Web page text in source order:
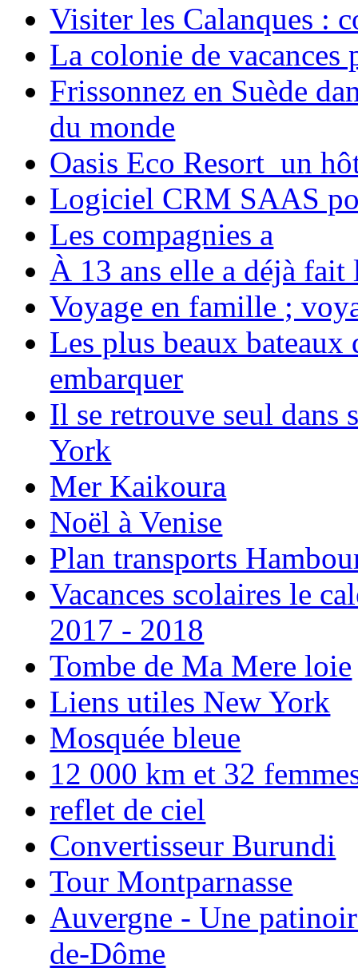
Visiter les Calanques :
La colonie de vacances
Frissonnez en Suède
du monde
Oasis Eco Resort un
Logiciel CRM SAAS
Les compagnies a
À 13 ans elle a déjà
Voyage en famille ;
Les plus beaux bateaux
embarquer
Il se retrouve seul dans
York
Mer Kaikoura
Noël à Venise
Plan transports
Vacances scolaires le
2017 - 2018
Tombe de Ma Mere loie
Liens utiles New York
Mosquée bleue
12 000 km et 32
reflet de ciel
Convertisseur Burundi
Tour Montparnasse
Auvergne - Une
de-Dôme